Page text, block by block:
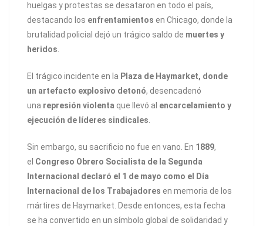
huelgas y protestas se desataron en todo el país,
destacando los enfrentamientos en Chicago, donde la
brutalidad policial dejó un trágico saldo de muertes y
heridos.
El trágico incidente en la Plaza de Haymarket, donde
un artefacto explosivo detonó, desencadenó
una represión violenta que llevó al encarcelamiento y
ejecución de líderes sindicales.
Sin embargo, su sacrificio no fue en vano. En 1889,
el Congreso Obrero Socialista de la Segunda
Internacional declaró el 1 de mayo como el Día
Internacional de los Trabajadores en memoria de los
mártires de Haymarket. Desde entonces, esta fecha
se ha convertido en un símbolo global de solidaridad y